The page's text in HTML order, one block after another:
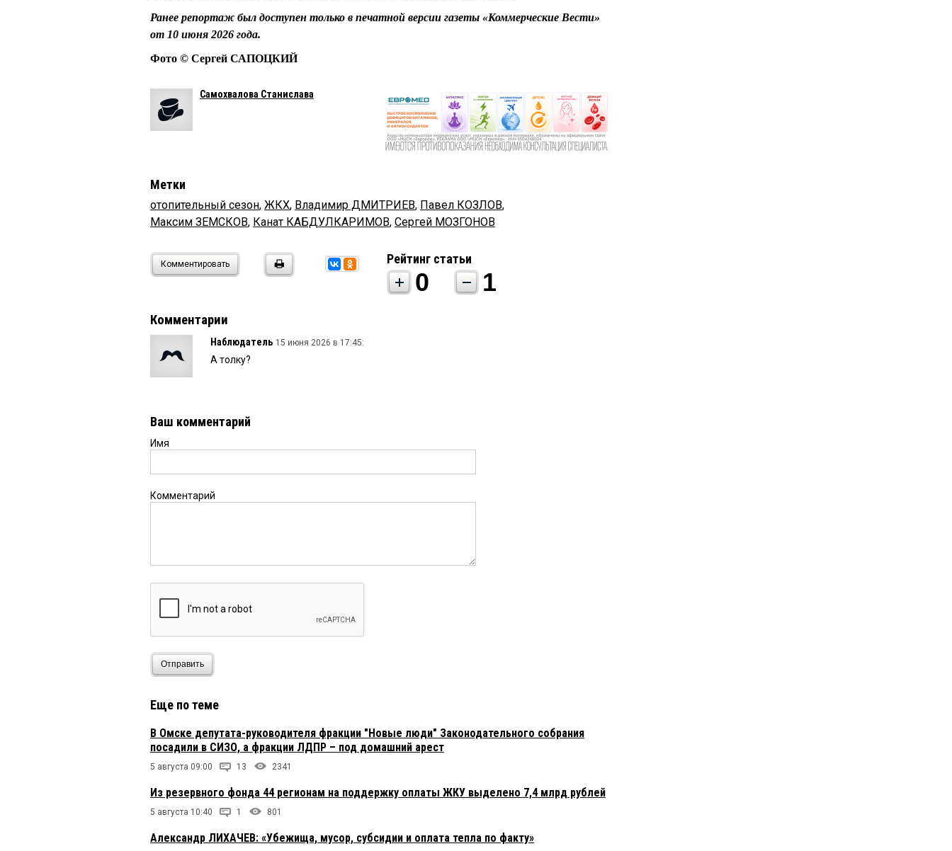
Ранее репортаж был доступен только в печатной версии газеты «Коммерческие Вести»
от 10 июня 2026 года.
Фото © Сергей САПОЦКИЙ
Самохвалова Станислава
Метки
отопительный сезон, ЖКХ, Владимир ДМИТРИЕВ, Павел КОЗЛОВ,
Максим ЗЕМСКОВ, Канат КАБДУЛКАРИМОВ, Сергей МОЗГОНОВ
Комментировать Рейтинг статьи
0 1
Комментарии
Наблюдатель 15 июня 2026 в 17:45:
А толку?
Ваш комментарий
Имя
Комментарий
Отправить
Еще по теме
В Омске депутата-руководителя фракции "Новые люди" Законодательного собрания
посадили в СИЗО, а фракции ЛДПР – под домашний арест
5 августа 09:00 13 2341
Из резервного фонда 44 регионам на поддержку оплаты ЖКУ выделено 7,4 млрд рублей
5 августа 10:40 1 801
Александр ЛИХАЧЕВ: «Убежища, мусор, субсидии и оплата тепла по факту»